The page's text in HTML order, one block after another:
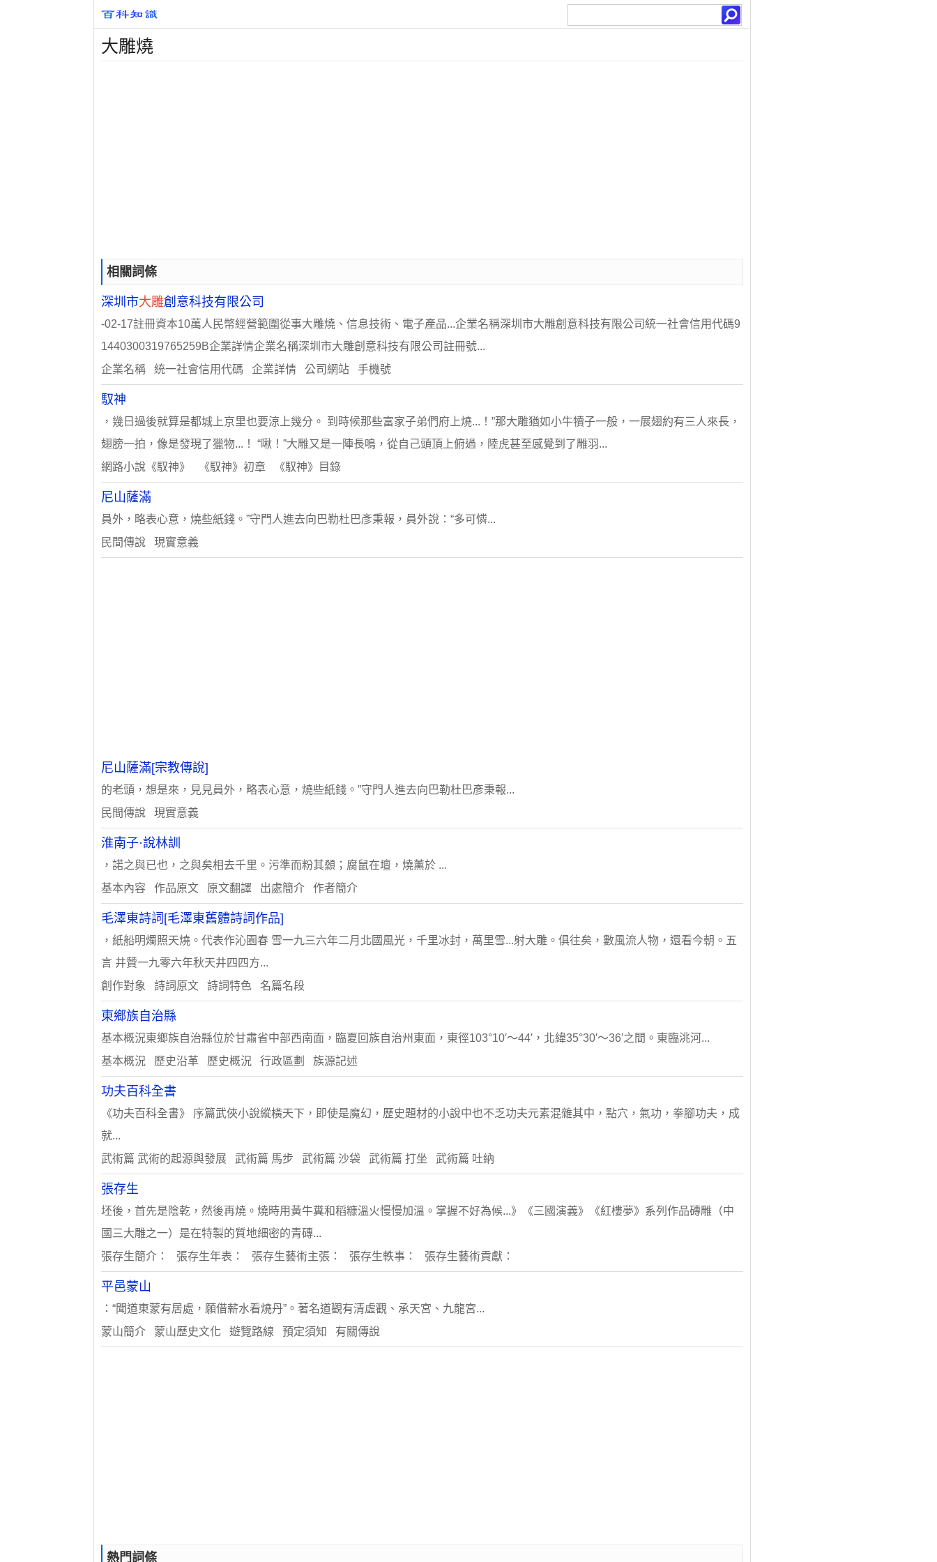
大雕燒
相關詞條
深圳市大雕創意科技有限公司
-02-17註冊資本10萬人民幣經營範圍從事大雕燒、信息技術、電子產品...企業名稱深圳市大雕創意科技有限公司統一社會信用代碼9
1440300319765259B企業詳情企業名稱深圳市大雕創意科技有限公司註冊號...
企業名稱 統一社會信用代碼 企業詳情 公司網站 手機號
馭神
，幾日過後就算是都城上京里也要涼上幾分。 到時候那些富家子弟們府上燒...！”那大雕猶如小牛犢子一般，一展翅約有三人來長，
翅膀一拍，像是發現了獵物...！ “啾！”大雕又是一陣長鳴，從自己頭頂上俯過，陸虎甚至感覺到了雕羽...
網路小說《馭神》 《馭神》初章 《馭神》目錄
尼山薩滿
員外，略表心意，燒些紙錢。”守門人進去向巴勒杜巴彥秉報，員外說：“多可憐...
民間傳說 現實意義
尼山薩滿[宗教傳說]
的老頭，想是來，見見員外，略表心意，燒些紙錢。”守門人進去向巴勒杜巴彥秉報...
民間傳說 現實意義
淮南子·說林訓
，諾之與已也，之與矣相去千里。污準而粉其顙；腐鼠在壇，燒薰於 ...
基本內容 作品原文 原文翻譯 出處簡介 作者簡介
毛澤東詩詞[毛澤東舊體詩詞作品]
，紙船明燭照天燒。代表作沁園春 雪一九三六年二月北國風光，千里冰封，萬里雪...射大雕。俱往矣，數風流人物，還看今朝。五
言 井贊一九零六年秋天井四四方...
創作對象 詩詞原文 詩詞特色 名篇名段
東鄉族自治縣
基本概況東鄉族自治縣位於甘肅省中部西南面，臨夏回族自治州東面，東徑103°10′～44′，北緯35°30′～36′之間。東臨洮河...
基本概況 歷史沿革 歷史概況 行政區劃 族源記述
功夫百科全書
《功夫百科全書》 序篇武俠小說縱橫天下，即使是魔幻，歷史題材的小說中也不乏功夫元素混雜其中，點穴，氣功，拳腳功夫，成
就...
武術篇 武術的起源與發展 武術篇 馬步 武術篇 沙袋 武術篇 打坐 武術篇 吐納
張存生
坯後，首先是陰乾，然後再燒。燒時用黃牛糞和稻糠溫火慢慢加溫。掌握不好為候...》《三國演義》《紅樓夢》系列作品磚雕（中
國三大雕之一）是在特製的質地細密的青磚...
張存生簡介： 張存生年表： 張存生藝術主張： 張存生軼事： 張存生藝術貢獻：
平邑蒙山
：“聞道東蒙有居處，願借薪水看燒丹”。著名道觀有清虛觀、承天宮、九龍宮...
蒙山簡介 蒙山歷史文化 遊覽路線 預定須知 有關傳說
熱門詞條